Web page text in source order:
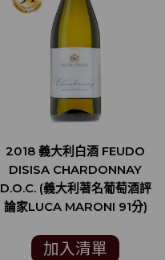
2018 義大利白酒 FEUDO
DISISA CHARDONNAY
D.O.C. (義大利著名葡萄酒評
論家LUCA MARONI 91分)
加入清單